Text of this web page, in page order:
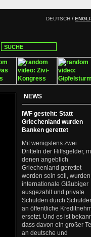
DEUTSCH /
NEWS
IWF gesteht: Statt
Griechenland wurden
Banken gerettet
Mit wenigstens zwei
Dritteln der Hilfsgelder,
denen angeblich
Griechenland gerettet
worden sein soll, wurden
internationale Gläubiger
ausgezahlt und private
Schulden durch
an öffentliche
ersetzt. Und es ist
dass davon ein großer
an deutsche und